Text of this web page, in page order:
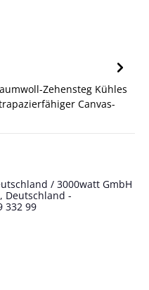
Zehensteg Kühles
Canvas-
/ 3000watt GmbH
Deutschland -
332 99